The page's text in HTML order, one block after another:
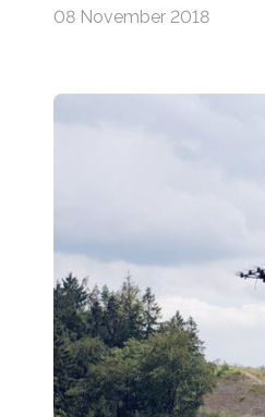
08 November 2018